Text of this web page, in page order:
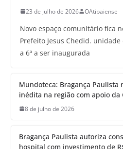
23 de julho de 2026 OAtibaiense
Novo espaço comunitário fica
Prefeito Jesus Chedid.
a 6ª a ser inaugurada
Mundoteca: Bragança Paulista
inédita na região com apoio da
8 de julho de 2026
Bragança Paulista autoriza
hospital com investimento de